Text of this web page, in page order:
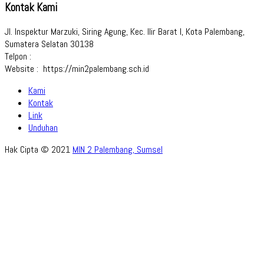
Kontak Kami
Jl. Inspektur Marzuki, Siring Agung, Kec. Ilir Barat I, Kota Palembang,
Sumatera Selatan 30138
Telpon :
Website : https://min2palembang.sch.id
Kami
Kontak
Link
Unduhan
Hak Cipta © 2021 MIN 2 Palembang, Sumsel